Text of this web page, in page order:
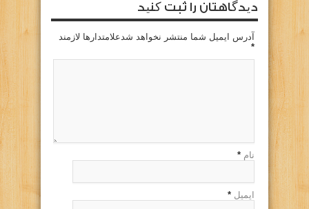
دیدگاهتان را ثبت کنید
آدرس ایمیل شما منتشر نخواهد شدعلامتدارها لازمند
*
نام *
ایمیل *